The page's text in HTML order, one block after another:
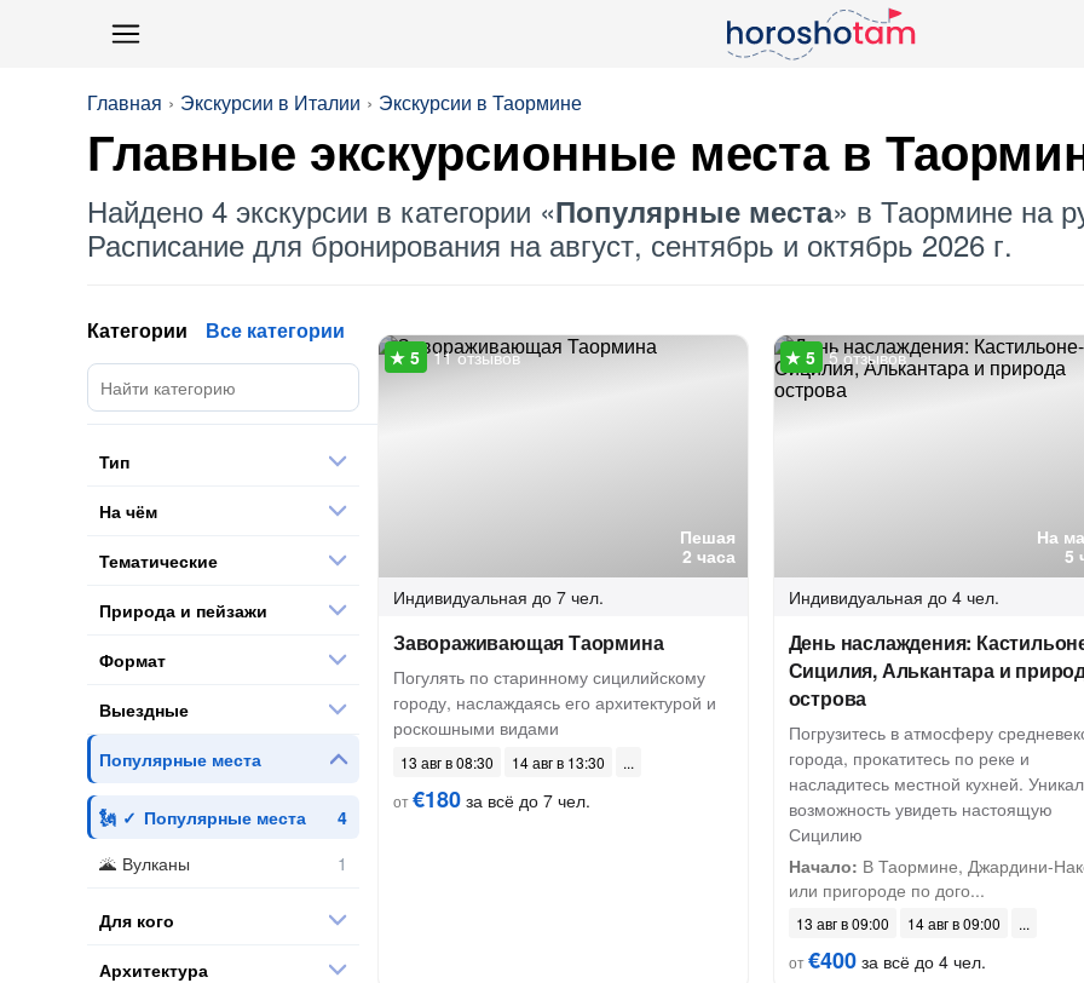
Главная Экскурсии в Италии Экскурсии в Таормине
Главные экскурсионные места в
Найдено 4 экскурсии в категории «Популярные места» в Таормине на
Расписание для бронирования на август, сентябрь и октябрь 2026 г.
Пешая
2 часа
11 отзывов
Индивидуальная до 7 чел.
Завораживающая Таормина
Погулять по старинному сицилийскому
городу, наслаждаясь его архитектурой и
роскошными видами
13 авг в 08:30
14 авг в 13:30
от€180 за всё до 7 чел.
На
5
5 отзывов
Индивидуальная до 4 чел.
День наслаждения:
Сицилия, Алькантара и
острова
Погрузитесь в атмосферу
города, прокатитесь по реке и
насладитесь местной кухней.
возможность увидеть настоящую
Сицилию
Начало: В Таормине, Джардини-
или пригороде по дого...
13 авг в 09:00
14 авг в 09:00
от€400за всё до 4 чел.
Категории Все категории
Тип
На чём
Тематические
Природа и пейзажи
Формат
Выездные
Популярные места
Популярные места
Вулканы
Для кого
Архитектура